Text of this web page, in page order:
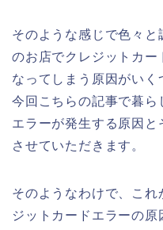
そのような感じで色々
のお店でクレジットカー
なってしまう原因がいく
今回こちらの記事で暮ら
エラーが発生する原因
させていただきます。
そのようなわけで、これ
ジットカードエラーの原